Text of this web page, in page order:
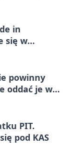
in
się w
powinny
oddać je w
PIT.
pod KAS